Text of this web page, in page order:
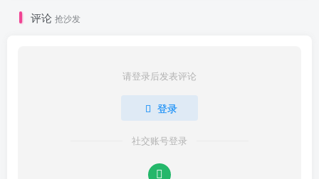
评论 抢沙发
请登录后发表评论
登录
社交账号登录